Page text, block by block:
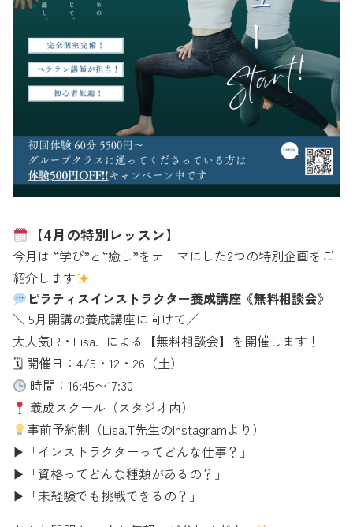
【4月の特別レッスン】
今月は “学び”と“癒し”をテーマにした2つの特別企画をご
紹介します
ピラティスインストラクター養成講座《無料相談会》
＼ 5月開講の養成講座に向けて／
大人気IR・Lisa.Tによる【無料相談会】を開催します！
🗓 開催日：4/5・12・26（土）
時間：16:45〜17:30
義成スクール（スタジオ内）
事前予約制（Lisa.T先生のInstagramより）
▶︎「インストラクターってどんな仕事？」
▶︎「資格ってどんな種類があるの？」
▶︎「未経験でも挑戦できるの？」